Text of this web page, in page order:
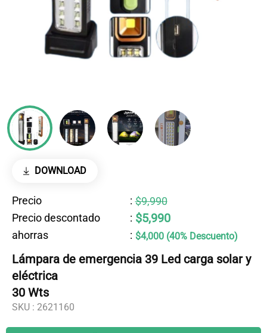
DOWNLOAD
Precio : $9,990
Precio descontado
: $5,990
ahorras : $4,000 (40% Descuento)
Lámpara de emergencia 39 Led carga solar y
eléctrica
30 Wts
SKU : 2621160